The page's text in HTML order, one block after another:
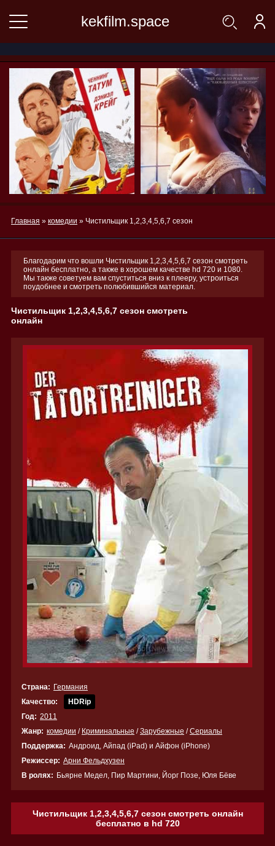
kekfilm.space
Главная » комедии » Чистильщик 1,2,3,4,5,6,7 сезон
Благодарим что вошли Чистильщик 1,2,3,4,5,6,7 сезон смотреть
онлайн бесплатно, а также в хорошем качестве hd 720 и 1080.
Мы также советуем вам спуститься вниз к плееру, устроиться
поудобнее и смотреть полюбившийся материал.
Чистильщик 1,2,3,4,5,6,7 сезон смотреть
онлайн
Страна: Германия
Качество:
HDRip
Год: 2011
Жанр: комедии / Криминальные /Зарубежные /Сериалы
Поддержка: Андроид, Айпад (iPad) и Айфон (iPhone)
Режиссер: Арни Фельдхузен
В ролях: Бьярне Медел, Пир Мартини, Йорг Позе, Юля Бёве
Чистильщик 1,2,3,4,5,6,7 сезон смотреть онлайн
бесплатно в hd 720